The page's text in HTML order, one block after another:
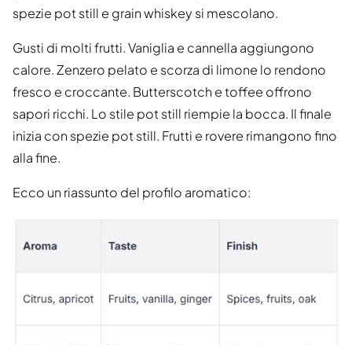
spezie pot still e grain whiskey si mescolano.
Gusti di molti frutti. Vaniglia e cannella aggiungono
calore. Zenzero pelato e scorza di limone lo rendono
fresco e croccante. Butterscotch e toffee offrono
sapori ricchi. Lo stile pot still riempie la bocca. Il finale
inizia con spezie pot still. Frutti e rovere rimangono fino
alla fine.
Ecco un riassunto del profilo aromatico: